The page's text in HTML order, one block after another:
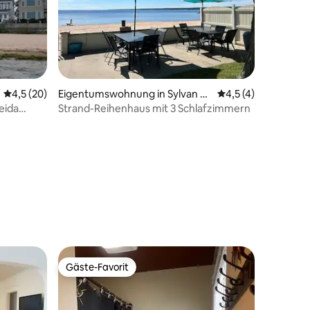
Durchschnittliche Bewertung: 4,5 von 5, 20 Bewertungen
4,5 (20)
Eigentumswohnung in Sylvan B
each
Durchschnittliche
4,5 (4)
Strand-Reihenhaus mit 3 Schlafzimmern
Gäste-Favorit
Gäste-Favorit